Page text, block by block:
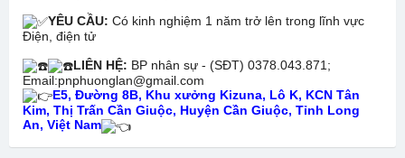
YÊU CẦU: Có kinh nghiệm 1 năm trở lên trong lĩnh vực
Điện, điện tử
LIÊN HỆ: BP nhân sự - (SĐT) 0378.043.871;
Email:pnphuonglan@gmail.com
E5, Đường 8B, Khu xưởng Kizuna, Lô K, KCN Tân
Kim, Thị Trấn Cần Giuộc, Huyện Cần Giuộc, Tỉnh Long
An, Việt Nam